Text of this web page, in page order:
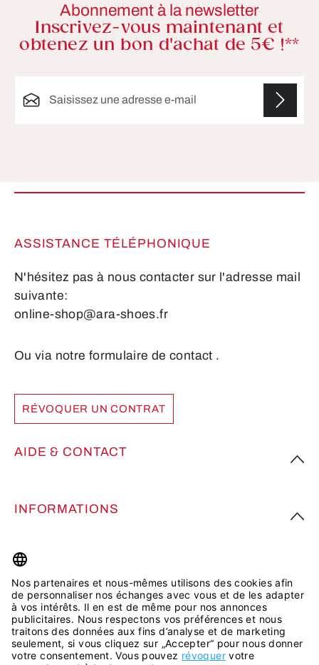
Abonnement à la newsletter
Inscrivez-vous maintenant et
obtenez un bon d'achat de 5€ !**
obligatoires.
ASSISTANCE TÉLÉPHONIQUE
N'hésitez pas à nous contacter sur l'adresse mail
suivante:
online-shop@ara-shoes.fr
Ou via notre formulaire de contact .
RÉVOQUER UN CONTRAT
AIDE & CONTACT
INFORMATIONS
PLUS D’INSPIRATION